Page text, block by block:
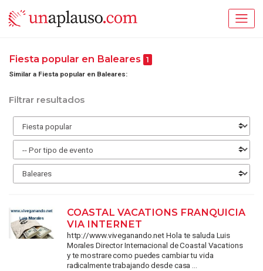
Fiesta popular en Baleares 1
Similar a Fiesta popular en Baleares:
Filtrar resultados
COASTAL VACATIONS FRANQUICIA
VIA INTERNET
http://www.viveganando.net Hola te saluda Luis
Morales Director Internacional de Coastal Vacations
y te mostrare como puedes cambiar tu vida
radicalmente trabajando desde casa ...